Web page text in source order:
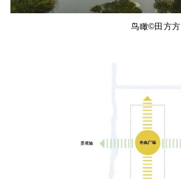
鸟瞰©田方方